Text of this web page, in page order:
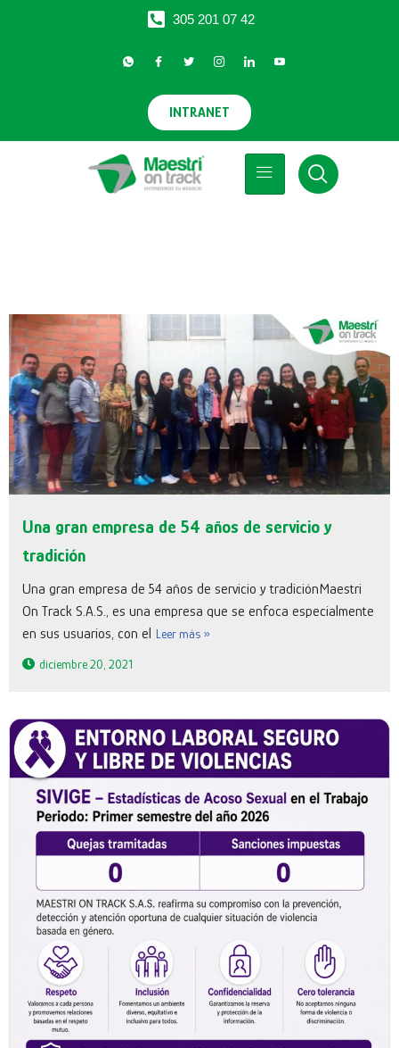
305 201 07 42
INTRANET
Una gran empresa de 54 años de servicio y
tradición
Una gran empresa de 54 años de servicio y tradiciónMaestri
On Track S.A.S., es una empresa que se enfoca especialmente
en sus usuarios, con el
Leer más »
diciembre 20, 2021